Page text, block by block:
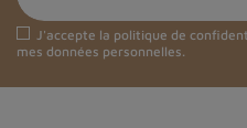
J'accepte la politique de
mes données personnelles.